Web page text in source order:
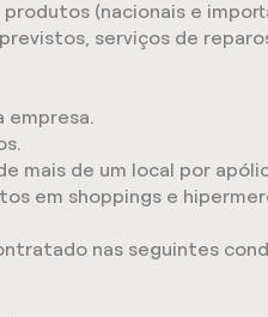
(nacionais e
serviços de
empresa.
mais de um local por
em shoppings e
nas seguintes